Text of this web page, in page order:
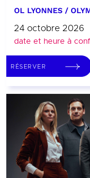
OL LYONNES /
24 octobre 2026
date et heure à
RÉSERVER